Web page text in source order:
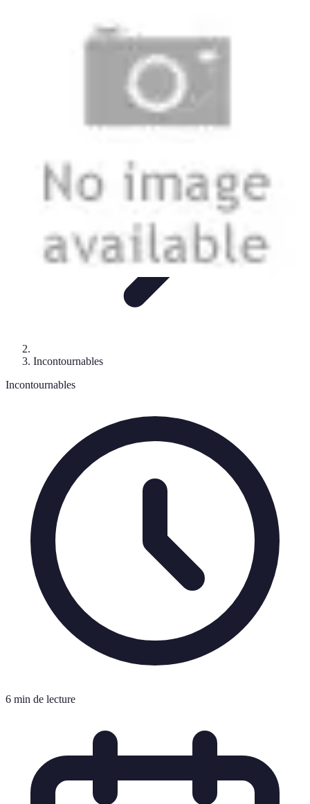
Inspiration de VoyageVilles à découvrir
Voyages et DécouvertesDécouverte des villes
Incontournables
Incontournables
6 min de lecture